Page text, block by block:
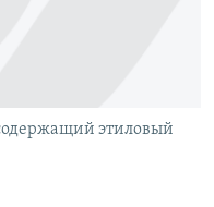
этиловый